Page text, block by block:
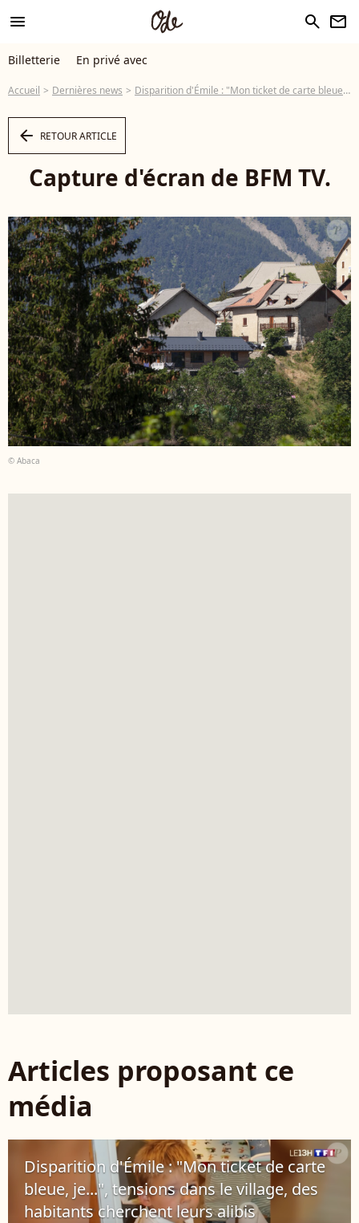
menu search newsletter
Billetterie En privé avec
Accueil Dernières news Disparition d'Émile : "Mon ticket de carte bleue, je...", tensions dans le village, des habitants cherchent leurs alibis
arrow_left RETOUR ARTICLE
Capture d'écran de BFM TV.
© Abaca
Articles proposant ce
média
Disparition d'Émile : "Mon ticket de carte
bleue, je...", tensions dans le village, des
habitants cherchent leurs alibis